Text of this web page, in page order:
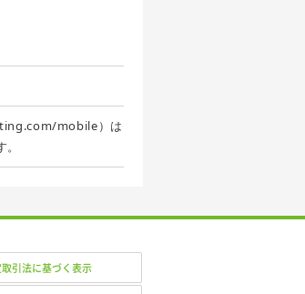
mobile）は
取引法に基づく表示